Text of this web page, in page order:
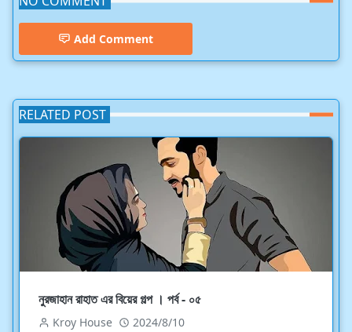
Add Comment
RELATED POST
নুরজাহান রাহাত এর বিয়ের গল্প । পর্ব - ০৫
Kroy House 2024/8/10